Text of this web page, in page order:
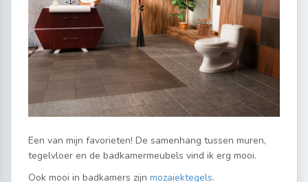
Een van mijn favorieten! De samenhang tussen muren,
tegelvloer en de badkamermeubels vind ik erg mooi.
Ook mooi in badkamers zijn mozaiektegels.